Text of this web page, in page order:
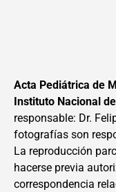
Acta Pediátrica de
Instituto Nacional
responsable: Dr.
fotografías son
La reproducción
hacerse previa
correspondencia